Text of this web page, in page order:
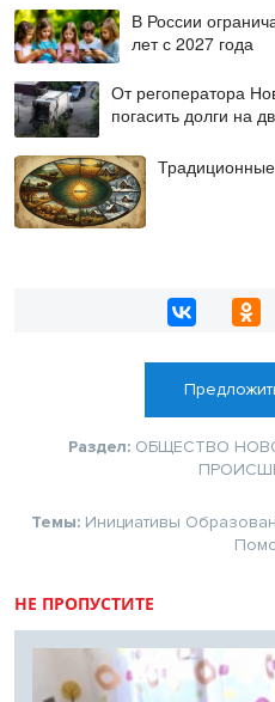
В России
лет с 2027 года
От регоператора
погасить долги на
Раздел: ОБЩЕСТВО
Темы: Инициативы
НЕ ПРОПУСТИТЕ